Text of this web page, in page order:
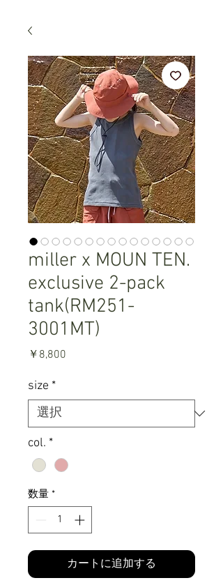
miller x MOUN TEN.
exclusive 2-pack
tank(RM251-
3001MT)
￥8,800
size *
col. *
数量 *
カートに追加する